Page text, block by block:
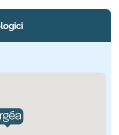
Poliambulatorio.